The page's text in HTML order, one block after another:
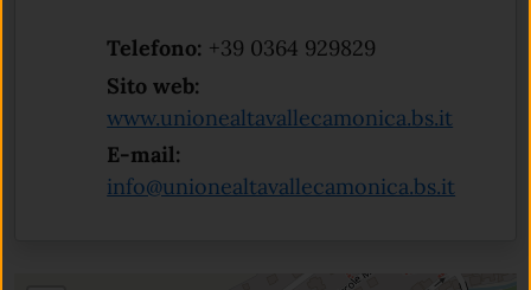
Telefono: +39 0364 929829
Sito web:
www.unionealtavallecamonica.bs.it(apre
E-mail:
info@unionealtavallecamonica.bs.it